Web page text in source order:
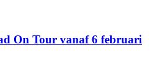
On Tour vanaf 6 februari